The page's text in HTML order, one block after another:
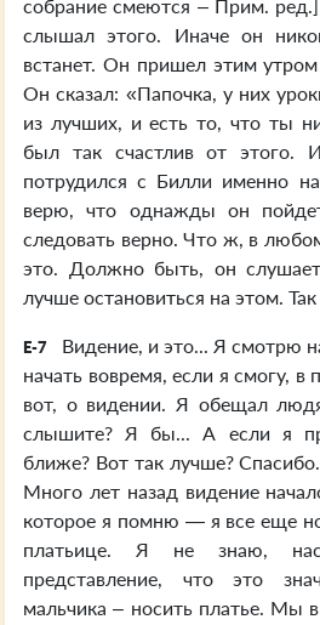
собрание смеются – Прим.
слышал этого. Иначе он
встанет. Он пришел этим
Он сказал: «Папочка, у них
из лучших, и есть то, что ты
был так счастлив от этого.
потрудился с Билли именно
верю, что однажды он
следовать верно. Что ж, в
это. Должно быть, он
лучше остановиться на этом. Так
E-7
Видение, и это... Я смотрю
начать вовремя, если я смогу, в
вот, о видении. Я обещал
слышите? Я бы... А если я
ближе? Вот так лучше?
Много лет назад видение
которое я помню — я все еще
платьице. Я не знаю,
представление, что это
мальчика – носить платье. Мы